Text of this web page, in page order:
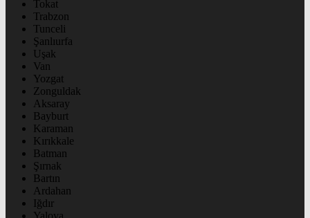
Tokat
Trabzon
Tunceli
Şanlıurfa
Uşak
Van
Yozgat
Zonguldak
Aksaray
Bayburt
Karaman
Kırıkkale
Batman
Şırnak
Bartın
Ardahan
Iğdır
Yalova